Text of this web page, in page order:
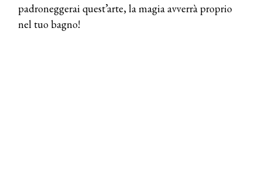
padroneggerai quest’arte, la magia avverrà proprio
nel tuo bagno!